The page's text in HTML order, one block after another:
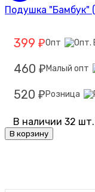
Подушка "Бамбук"
399 ₽Опт
460 ₽ Малый опт
520 ₽ Розница
В наличии 32 шт.
В корзину